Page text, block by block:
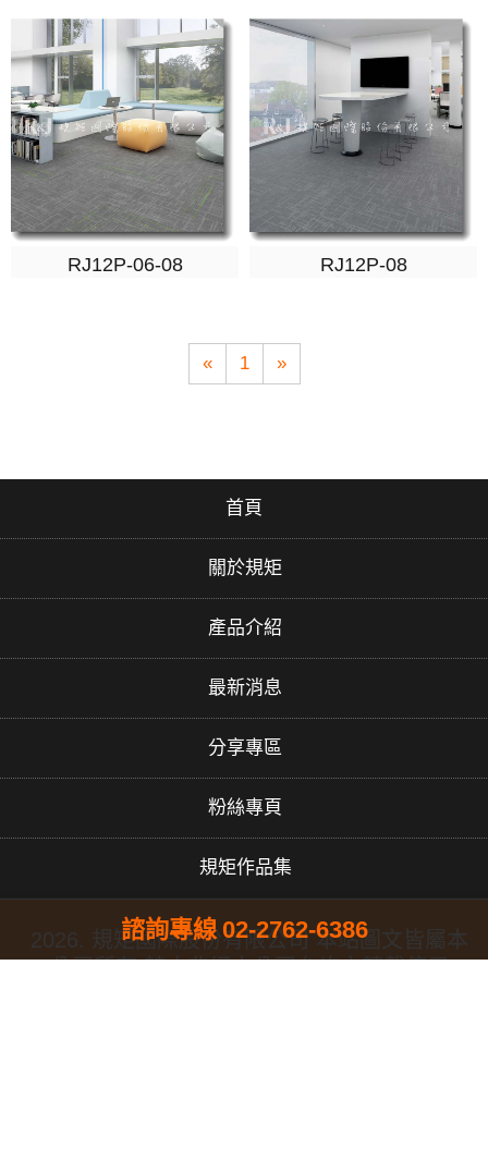
RJ12P-06-08 RJ12P-08
« 1 »
首頁
關於規矩
產品介紹
最新消息
分享專區
粉絲專頁
規矩作品集
2026. 規矩國際股份有限公司 本站圖文皆屬本
公司所有 禁止非經本公司允許之轉載使用
諮詢專線 02-2762-6386